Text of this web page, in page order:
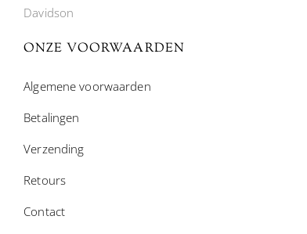
Davidson
ONZE VOORWAARDEN
Algemene voorwaarden
Betalingen
Verzending
Retours
Contact